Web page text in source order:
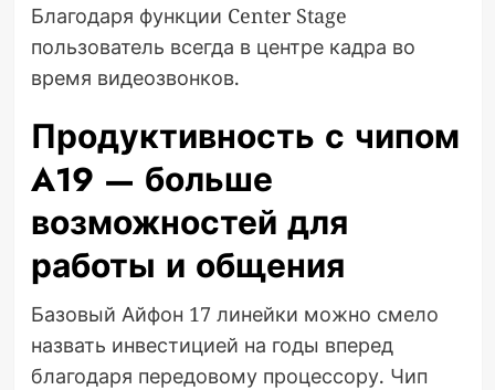
Благодаря функции Center Stage
пользователь всегда в центре кадра во
время видеозвонков.
Продуктивность с чипом
A19 — больше
возможностей для
работы и общения
Базовый Айфон 17 линейки можно смело
назвать инвестицией на годы вперед
благодаря передовому процессору. Чип